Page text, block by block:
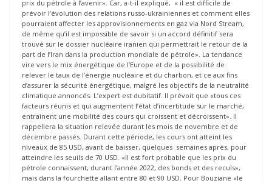
prix du pétrole à l’avenir». Car, a-t-il expliqué, « il est difficile de
prévoir l’évolution des relations russo-ukrainiennes et comment elles
pourraient affecter les approvisionnements en gaz via Nord Stream,
de même qu’il est impossible de savoir si un accord définitif sera
trouvé sur le dossier nucléaire iranien qui permettrait le retour de la
part de l’Iran dans la production mondiale de pétrole». La tendance
vire vers le mix énergétique de l’Europe et de la possibilité de
relever le taux de l’énergie nucléaire et du charbon, et ce aux fins
d’assurer la sécurité énergétique, malgré les objectifs de la neutralité
climatique annoncés. L’expert est dubitatif. Il prévoit que «tous ces
facteurs réunis et qui augmentent l’état d’incertitude sur le marché,
entraînent une mobilité des cours qui croissent et décroissent». Il
rappellera la situation relevée durant les mois de novembre et de
décembre passés. Durant cette période, les cours ont atteint les
niveaux de 85 USD, avant de baisser, quelques semaines après, pour
atteindre les seuils de 70 USD. «Il est fort probable que les prix du
pétrole connaissent, durant l’année 2022, des bonds et des reculs»,
mais dans la fourchette allant entre 80 et 90 USD. Pour Bouziane «le